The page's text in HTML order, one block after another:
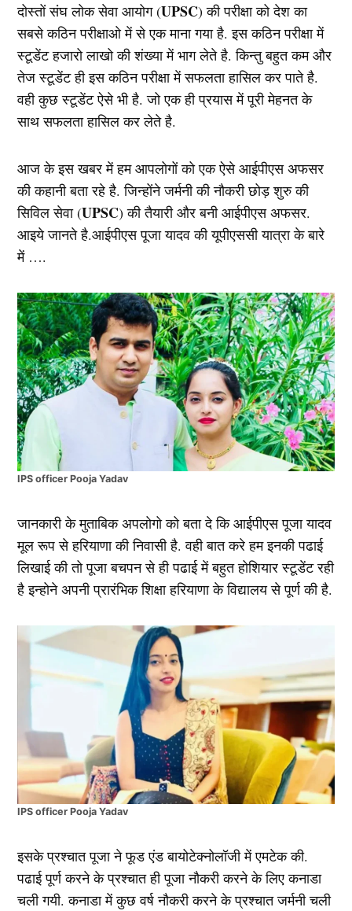
दोस्तों संघ लोक सेवा आयोग (UPSC) की परीक्षा को देश का
सबसे कठिन परीक्षाओ में से एक माना गया है. इस कठिन परीक्षा में
स्टूडेंट हजारो लाखो की शंख्या में भाग लेते है. किन्तु बहुत कम और
तेज स्टूडेंट ही इस कठिन परीक्षा में सफलता हासिल कर पाते है.
वही कुछ स्टूडेंट ऐसे भी है. जो एक ही प्रयास में पूरी मेहनत के
साथ सफलता हासिल कर लेते है.
आज के इस खबर में हम आपलोगों को एक ऐसे आईपीएस अफसर
की कहानी बता रहे है. जिन्होंने जर्मनी की नौकरी छोड़ शुरु की
सिविल सेवा (UPSC) की तैयारी और बनी आईपीएस अफसर.
आइये जानते है.आईपीएस पूजा यादव की यूपीएससी यात्रा के बारे
में ….
IPS officer Pooja Yadav
जानकारी के मुताबिक अपलोगो को बता दे कि आईपीएस पूजा यादव
मूल रूप से हरियाणा की निवासी है. वही बात करे हम इनकी पढाई
लिखाई की तो पूजा बचपन से ही पढाई में बहुत होशियार स्टूडेंट रही
है इन्होने अपनी प्रारंभिक शिक्षा हरियाणा के विद्यालय से पूर्ण की है.
IPS officer Pooja Yadav
इसके प्रश्चात पूजा ने फूड एंड बायोटेक्नोलॉजी में एमटेक की.
पढाई पूर्ण करने के प्रश्चात ही पूजा नौकरी करने के लिए कनाडा
चली गयी. कनाडा में कुछ वर्ष नौकरी करने के प्रश्चात जर्मनी चली